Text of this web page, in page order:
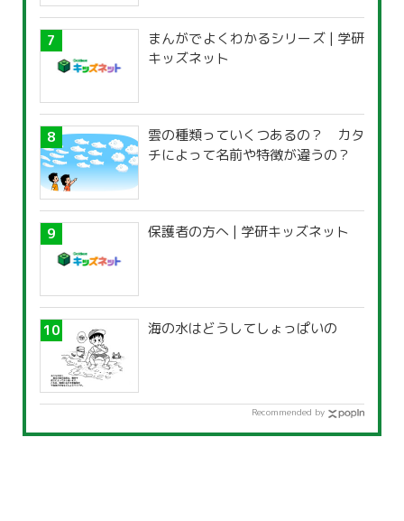
まんがでよくわかるシリーズ | 学研
キッズネット
雲の種類っていくつあるの？ カタ
チによって名前や特徴が違うの？
保護者の方へ | 学研キッズネット
海の水はどうしてしょっぱいの
Recommended by